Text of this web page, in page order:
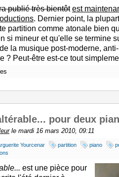
publié très bientôt est
. Dernier point, la
partition comme atonale bien
si mineur et qu'elle se termine
la musique post-moderne,
? Peut-être est-ce tout
pour deux
le mardi 16 mars 2010, 09:11
Yourcenar partition piano
est une pièce pour